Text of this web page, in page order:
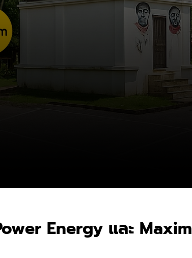
Energy และ Maxim